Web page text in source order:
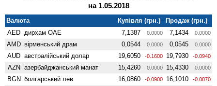
на 1.05.2018
Валюта Купівля (грн.)
Продаж (грн.)
AED дирхам ОАЕ 7,1387 0.0000 7,1434 0.0000
AMD вiрменський драм 0,0544 0.0000 0,0545 0.0000
AUD австралійський долар 19,6050 -0.1600 19,7930 -0.0940
AZN азербайджанський манат 15,4260 0.0000 15,4330 0.0000
BGN болгарський лев 16,0860 -0.0900 16,1010 -0.0870